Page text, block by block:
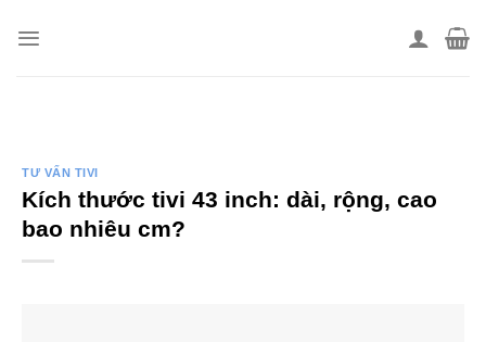
TƯ VẤN TIVI
Kích thước tivi 43 inch: dài, rộng, cao
bao nhiêu cm?